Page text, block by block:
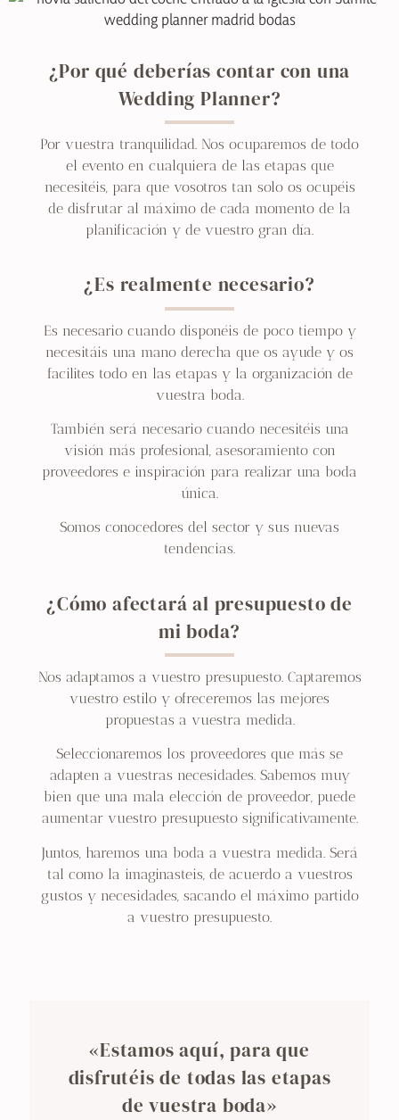
¿Por qué deberías contar con una
Wedding Planner?
Por vuestra tranquilidad. Nos ocuparemos de todo
el evento en cualquiera de las etapas que
necesitéis, para que vosotros tan solo os ocupéis
de disfrutar al máximo de cada momento de la
planificación y de vuestro gran día.
¿Es realmente necesario?
Es necesario cuando disponéis de poco tiempo y
necesitáis una mano derecha que os ayude y os
facilites todo en las etapas y la organización de
vuestra boda.
También será necesario cuando necesitéis una
visión más profesional, asesoramiento con
proveedores e inspiración para realizar una boda
única.
Somos conocedores del sector y sus nuevas
tendencias.
¿Cómo afectará al presupuesto de
mi boda?
Nos adaptamos a vuestro presupuesto. Captaremos
vuestro estilo y ofreceremos las mejores
propuestas a vuestra medida.
Seleccionaremos los proveedores que más se
adapten a vuestras necesidades. Sabemos muy
bien que una mala elección de proveedor, puede
aumentar vuestro presupuesto significativamente.
Juntos, haremos una boda a vuestra medida. Será
tal como la imaginasteis, de acuerdo a vuestros
gustos y necesidades, sacando el máximo partido
a vuestro presupuesto.
«Estamos aquí, para que
disfrutéis de todas las etapas
de vuestra boda»